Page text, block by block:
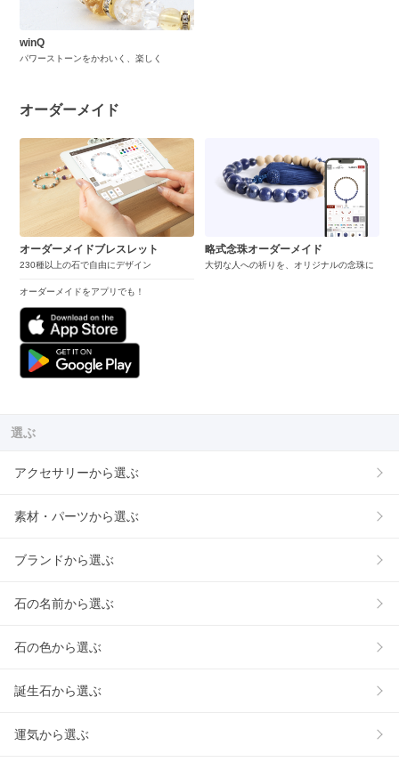
winQ
パワーストーンをかわいく、楽しく
オーダーメイド
オーダーメイドブレスレット
230種以上の石で自由にデザイン
オーダーメイドをアプリでも！
略式念珠オーダーメイド
大切な人への祈りを、オリジナルの念珠に
選ぶ
アクセサリーから選ぶ
素材・パーツから選ぶ
ブランドから選ぶ
石の名前から選ぶ
石の色から選ぶ
誕生石から選ぶ
運気から選ぶ